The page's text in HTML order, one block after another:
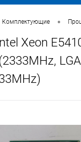
Комплектующие •
Xeon